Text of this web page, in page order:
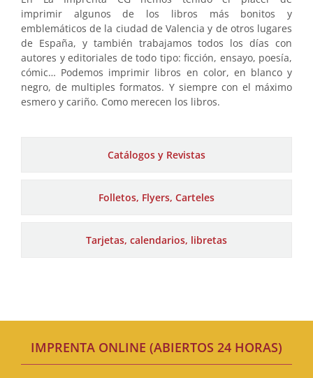
imprimir algunos de los libros más bonitos y
emblemáticos de la ciudad de Valencia y de otros lugares
de España, y también trabajamos todos los días con
autores y editoriales de todo tipo: ficción, ensayo, poesía,
cómic… Podemos imprimir libros en color, en blanco y
negro, de multiples formatos. Y siempre con el máximo
esmero y cariño. Como merecen los libros.
Catálogos y Revistas
Folletos, Flyers, Carteles
Tarjetas, calendarios, libretas
IMPRENTA ONLINE (ABIERTOS 24 HORAS)